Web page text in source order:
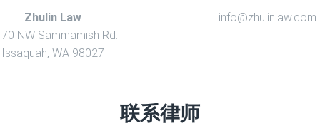
Zhulin Law
NW Sammamish Rd.
Issaquah, WA 98027
info@zhulinlaw.com
联系律师